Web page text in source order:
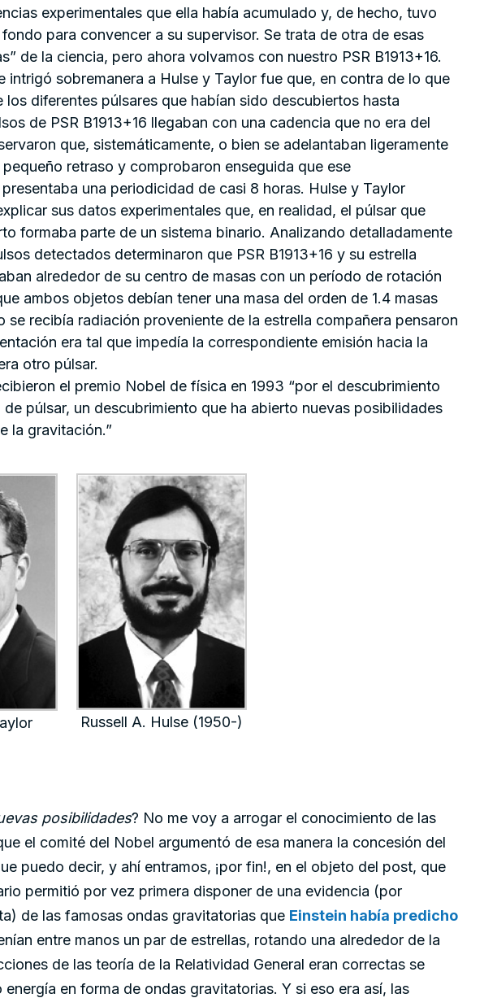
experimentales que ella había acumulado y, de hecho, tuvo
para convencer a su supervisor. Se trata de otra de esas
de la ciencia, pero ahora volvamos con nuestro PSR B1913+16.
intrigó sobremanera a Hulse y Taylor fue que, en contra de lo que
los diferentes púlsares que habían sido descubiertos hasta
de PSR B1913+16 llegaban con una cadencia que no era del
que, sistemáticamente, o bien se adelantaban ligeramente
retraso y comprobaron enseguida que ese
una periodicidad de casi 8 horas. Hulse y Taylor
sus datos experimentales que, en realidad, el púlsar que
formaba parte de un sistema binario. Analizando detalladamente
detectados determinaron que PSR B1913+16 y su estrella
alrededor de su centro de masas con un período de rotación
ambos objetos debían tener una masa del orden de 1.4 masas
se recibía radiación proveniente de la estrella compañera pensaron
era tal que impedía la correspondiente emisión hacia la
otro púlsar.
el premio Nobel de física en 1993 “por el descubrimiento
púlsar, un descubrimiento que ha abierto nuevas posibilidades
la gravitación.”
Russell A. Hulse (1950-)
posibilidades? No me voy a arrogar el conocimiento de las
el comité del Nobel argumentó de esa manera la concesión del
puedo decir, y ahí entramos, ¡por fin!, en el objeto del post, que
permitió por vez primera disponer de una evidencia (por
de las famosas ondas gravitatorias que Einstein había predicho
entre manos un par de estrellas, rotando una alrededor de la
de las teoría de la Relatividad General eran correctas se
energía en forma de ondas gravitatorias. Y si eso era así, las